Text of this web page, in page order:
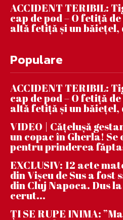
ACCIDENT TERIBIL:
cap de pod – O fetiță
altă fetiță și un băiețel,
Populare
ACCIDENT TERIBIL:
cap de pod – O fetiță
altă fetiță și un băiețel,
VIDEO | Căţeluşă
un copac în Gherla!
pentru prinderea
EXCLUSIV: 12 acte
din Vișeu de Sus a
din Cluj Napoca. Dus
cerut...
ȚI SE RUPE INIMA: